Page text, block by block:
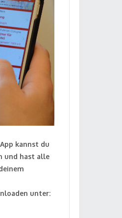
kannst du
und hast alle
unter: